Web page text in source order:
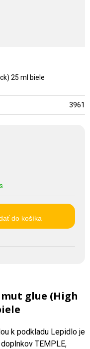
do košíka
25 ml biele
3961
glue (High
k podkladu Lepidlo je
TEMPLE,